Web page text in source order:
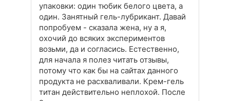
упаковки: один тюбик белого цвета, а
один. Занятный гель-лубрикант. Давай
попробуем - сказала жена, ну а я,
охочий до всяких экспериментов
возьми, да и согласись. Естественно,
для начала я полез читать отзывы,
потому что как бы на сайтах данного
продукта не расхваливали. Крем-гель
титан действительно неплохой. После